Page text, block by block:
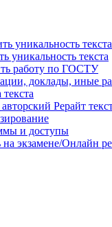
уникальность текста
уникальность текста
работу по ГОСТУ
доклады, иные
Рерайт
и доступы
экзамене/Онлайн